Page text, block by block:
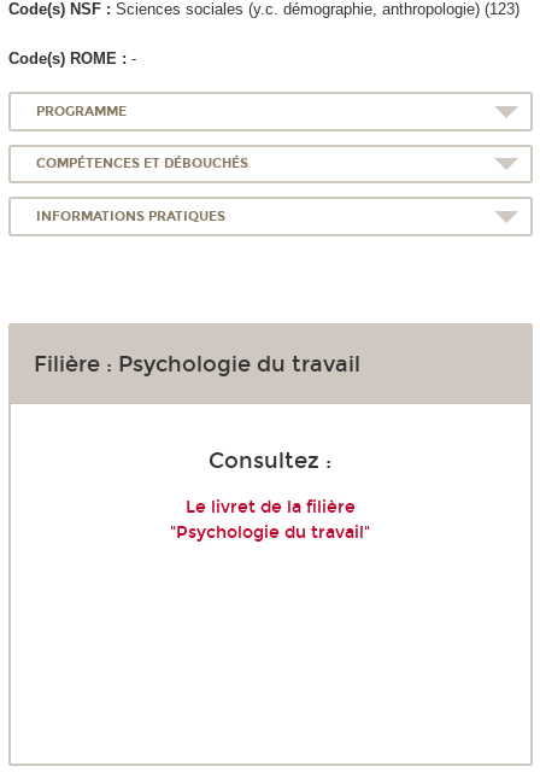
Code(s) NSF : Sciences sociales (y.c. démographie, anthropologie) (123)
Code(s) ROME : -
PROGRAMME
COMPÉTENCES ET DÉBOUCHÉS
INFORMATIONS PRATIQUES
Filière : Psychologie du travail
Consultez :
Le livret de la filière
"Psychologie du travail"